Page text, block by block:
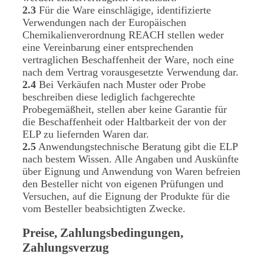
2.3 Für die Ware einschlägige, identifizierte
Verwendungen nach der Europäischen
Chemikalienverordnung REACH stellen weder
eine Vereinbarung einer entsprechenden
vertraglichen Beschaffenheit der Ware, noch eine
nach dem Vertrag vorausgesetzte Verwendung dar.
2.4 Bei Verkäufen nach Muster oder Probe
beschreiben diese lediglich fachgerechte
Probegemäßheit, stellen aber keine Garantie für
die Beschaffenheit oder Haltbarkeit der von der
ELP zu liefernden Waren dar.
2.5 Anwendungstechnische Beratung gibt die ELP
nach bestem Wissen. Alle Angaben und Auskünfte
über Eignung und Anwendung von Waren befreien
den Besteller nicht von eigenen Prüfungen und
Versuchen, auf die Eignung der Produkte für die
vom Besteller beabsichtigten Zwecke.
Preise, Zahlungsbedingungen,
Zahlungsverzug